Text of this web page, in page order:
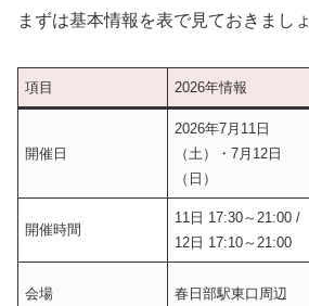
まずは基本情報を表で見ておきましょ
項目 2026年情報
開催日
2026年7月11日
（土）・7月12日
（日）
開催時間
11日 17:30～21:00 /
12日 17:10～21:00
会場 春日部駅東口周辺